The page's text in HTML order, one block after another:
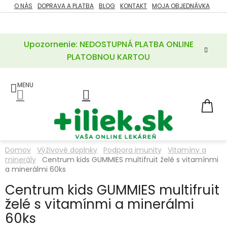
Prejsť
na
Upozornenie: NEDOSTUPNÁ PLATBA ONLINE
PLATOBNOU KARTOU
O NÁS DOPRAVA A PLATBA BLOG KONTAKT MOJA OBJEDNÁVKA
ZĽAVY
POTREBY
A
LIEKY
VITAMÍNY
A
KOZMETIKA
Domov Výživové doplnky Podpora imunity Vitamíny a
minerály Centrum kids GUMMIES multifruit želé s vitamínmi
a minerálmi 60ks
Centrum kids GUMMIES multifruit
želé s vitamínmi a minerálmi
60ks